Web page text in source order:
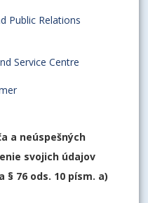
Public Relations
Service Centre
a neúspešných
svojich údajov
76 ods. 10 písm. a)